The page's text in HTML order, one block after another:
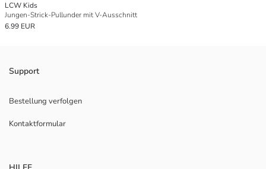
LCW Kids
Jungen-Strick-Pullunder mit V-Ausschnitt
6.99 EUR
Support
Bestellung verfolgen
Kontaktformular